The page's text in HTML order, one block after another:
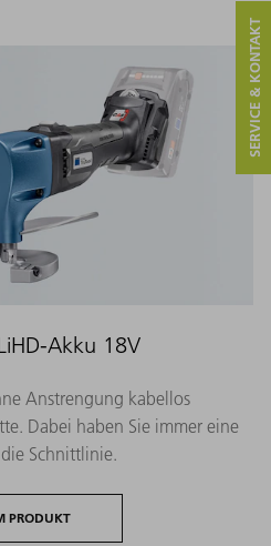
Akku 18V
Anstrengung kabellos
Dabei haben Sie immer eine
Schnittlinie.
PRODUKT
SERVICE & KONTAKT